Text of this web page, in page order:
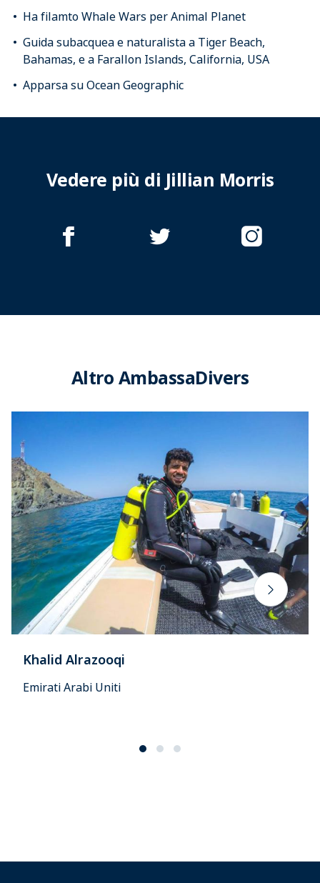
Ha filamto Whale Wars per Animal Planet
Guida subacquea e naturalista a Tiger Beach,
Bahamas, e a Farallon Islands, California, USA
Apparsa su Ocean Geographic
Vedere più di Jillian Morris
Altro AmbassaDivers
Khalid Alrazooqi
Emirati Arabi Uniti